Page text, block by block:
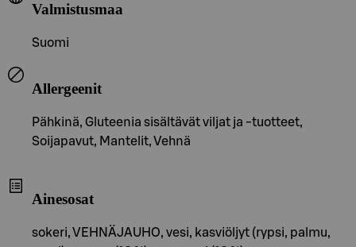
Valmistusmaa
Suomi
Allergeenit
Pähkinä, Gluteenia sisältävät viljat ja -tuotteet,
Soijapavut, Mantelit, Vehnä
Ainesosat
sokeri, VEHNÄJAUHO, vesi, kasviöljyt (rypsi, palmu,